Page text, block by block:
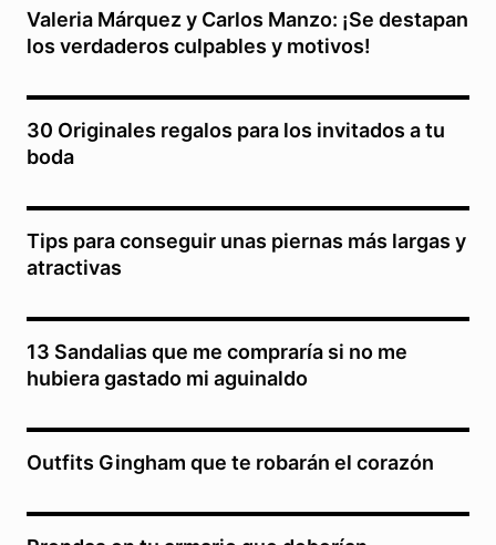
Valeria Márquez y Carlos Manzo: ¡Se destapan
los verdaderos culpables y motivos!
30 Originales regalos para los invitados a tu
boda
Tips para conseguir unas piernas más largas y
atractivas
13 Sandalias que me compraría si no me
hubiera gastado mi aguinaldo
Outfits Gingham que te robarán el corazón